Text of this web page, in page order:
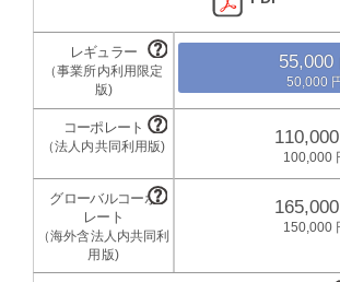
55,000
50,000
110,000
100,000
165,000
150,000